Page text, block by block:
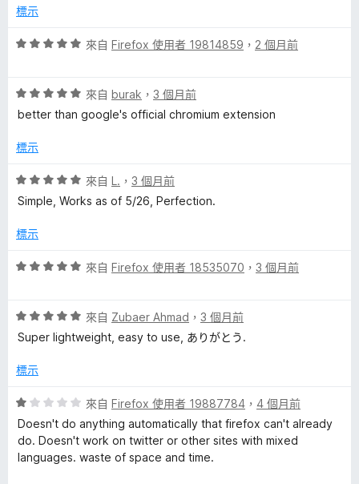
5
標示
評
分
，
分
分
來自 Firefox 使用者 19814859 ， 2 個月前
評
價
分
滿
分
分
來自 burak ， 3 個月前
better than google's official chromium extension
標示
評
價
分
滿
分
來自 L. ， 3 個月前
Simple, Works as of 5/26, Perfection.
標示
評
分
，
分
分
來自 Firefox 使用者 18535070 ， 3 個月前
評
價
分
滿
分
分
來自 Zubaer Ahmad ， 3 個月前
Super lightweight, easy to use, ありがとう.
標示
評
價
1
分
來自 Firefox 使用者 19887784 ， 4 個月前
Doesn't do anything automatically that firefox can't already
do. Doesn't work on twitter or other sites with mixed
languages. waste of space and time.